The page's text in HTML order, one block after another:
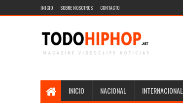
INICIO SOBRE NOSOTROS CONTACTO
INICIO NACIONAL INTERNACIONAL